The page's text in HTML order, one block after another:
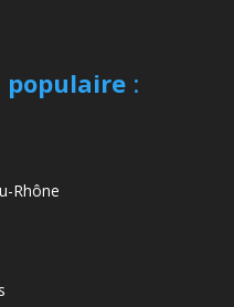
populaire:
Rhône